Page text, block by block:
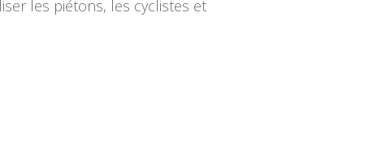
les piétons, les cyclistes et